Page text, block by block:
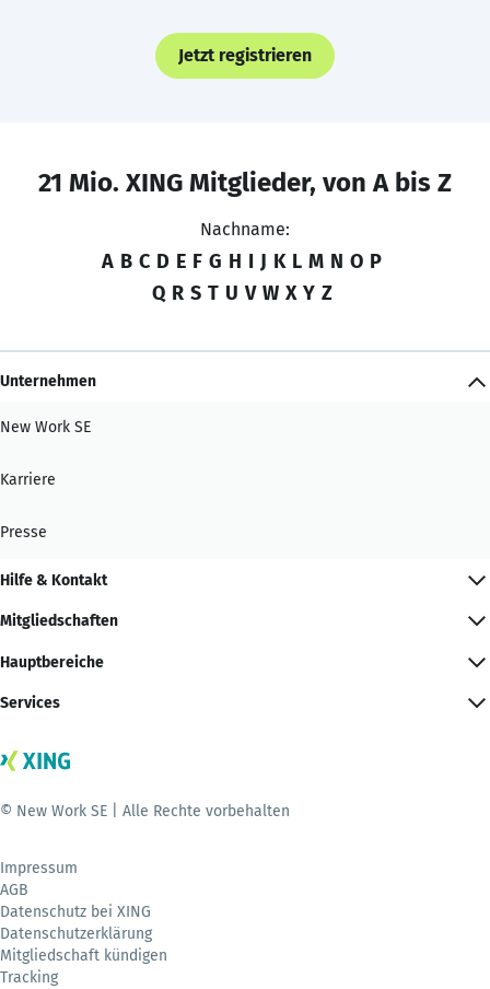
Jetzt registrieren
21 Mio. XING Mitglieder, von A bis Z
Nachname:
A B C D E F G H I J K L M N O P
Q R S T U V W X Y Z
Unternehmen
New Work SE
Karriere
Presse
Hilfe & Kontakt
Mitgliedschaften
Hauptbereiche
Services
© New Work SE | Alle Rechte vorbehalten
Impressum
AGB
Datenschutz bei XING
Datenschutzerklärung
Mitgliedschaft kündigen
Tracking